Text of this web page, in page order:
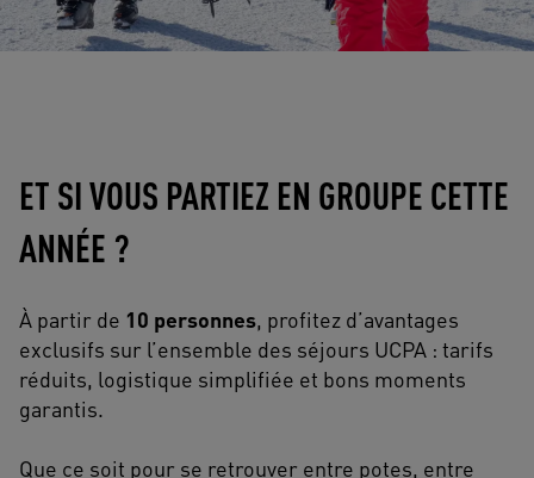
ET SI VOUS PARTIEZ EN GROUPE CETTE
ANNÉE ?
À partir de 10 personnes, profitez d’avantages
exclusifs sur l’ensemble des séjours UCPA : tarifs
réduits, logistique simplifiée et bons moments
garantis.
Que ce soit pour se retrouver entre potes, entre